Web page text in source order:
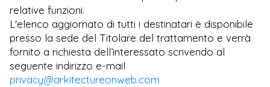
relative funzioni.
L'elenco aggiornato di tutti i destinatari è disponibile
presso la sede del Titolare del trattamento e verrà
fornito a richiesta dell’interessato scrivendo al
seguente indirizzo e-mail
privacy@arkitectureonweb.com